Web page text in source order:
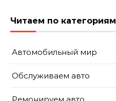
Читаем по категориям
Автомобильный мир
Обслуживаем авто